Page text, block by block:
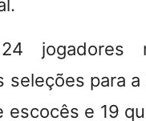
jogadores
seleções para
e 19